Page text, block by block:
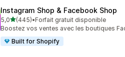
Instagram Shop & Facebook Shop
5,0étoile(s) sur 5
(445)
445 avis au total
•Forfait gratuit disponible
Boostez vos ventes avec les boutiques
Built for Shopify